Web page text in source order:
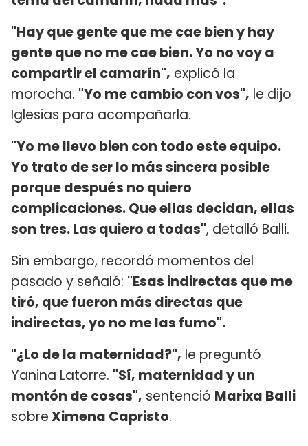
"Hay que gente que me cae bien y hay
gente que no me cae bien. Yo no voy a
compartir el camarín", explicó la
morocha. "Yo me cambio con vos", le dijo
Iglesias para acompañarla.
"Yo me llevo bien con todo este equipo.
Yo trato de ser lo más sincera posible
porque después no quiero
complicaciones. Que ellas decidan, ellas
son tres. Las quiero a todas", detalló Balli.
Sin embargo, recordó momentos del
pasado y señaló: "Esas indirectas que me
tiró, que fueron más directas que
indirectas, yo no me las fumo".
"¿Lo de la maternidad?", le preguntó
Yanina Latorre. "Sí, maternidad y un
montón de cosas", sentenció Marixa Balli
sobreXimena Capristo.